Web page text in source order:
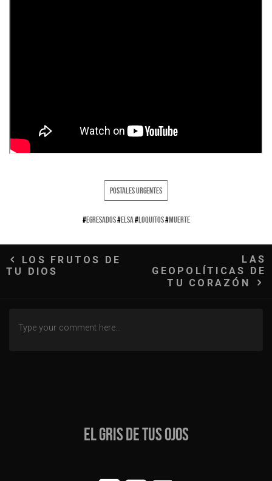
POSTALES URGENTES
#EGRESADOS#ELSA#LOQUITOS#MUERTE
Navegación
de
LOS FRUTOS DE
TU DIOS
LAS
GEOPOLÍTICAS DE
TU CORAZÓN
EL GRIS DE TUS OJOS